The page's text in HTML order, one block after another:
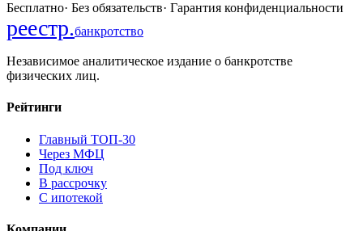
Бесплатно· Без обязательств· Гарантия конфиденциальности
реестр.банкротство
Независимое аналитическое издание о банкротстве
физических лиц.
Рейтинги
Главный ТОП-30
Через МФЦ
Под ключ
В рассрочку
С ипотекой